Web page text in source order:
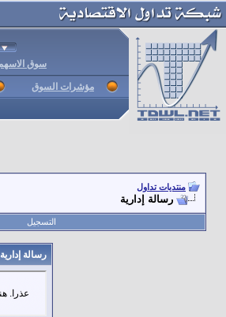
سوق الاسهم
مؤشرات السوق
منتديات تداول
رسالة إدارية
التسجيل
رسالة إدارية
عذرا.